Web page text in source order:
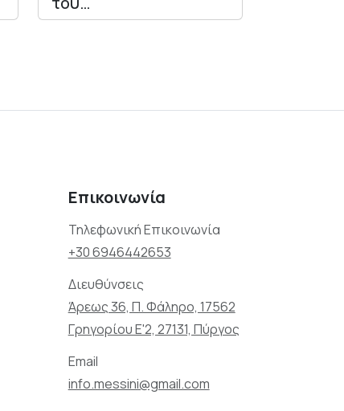
Επικοινωνία
Τηλεφωνική Επικοινωνία
+30 6946442653
Διευθύνσεις
Άρεως 36, Π. Φάληρο, 17562
Γρηγορίου Ε'2, 27131, Πύργος
Email
info.messini@gmail.com